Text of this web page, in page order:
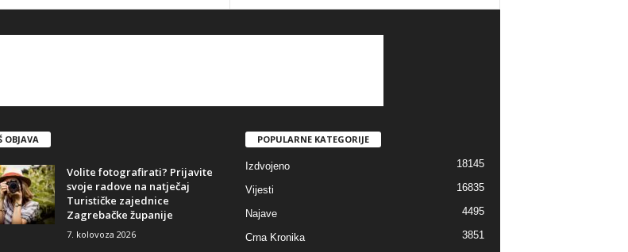
OBJAVA
Volite fotografirati? Prijavite
svoje radove na natječaj
Turističke zajednice
Zagrebačke županije
7. kolovoza 2026
POPULARNE KATEGORIJE
Izdvojeno 18145
Vijesti 16835
Najave 4495
Crna Kronika 3851